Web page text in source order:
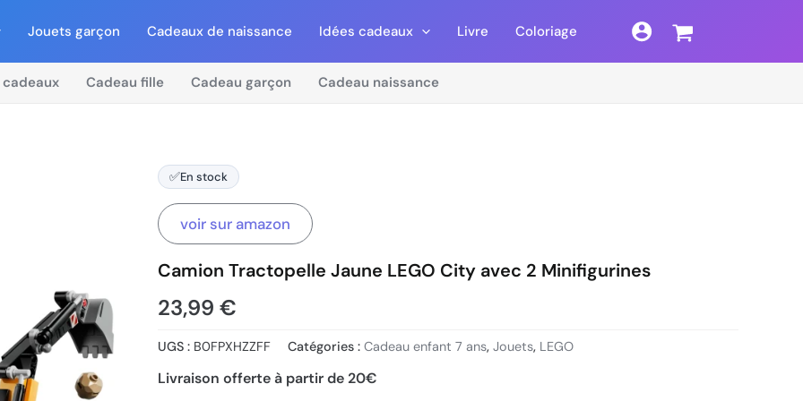
Jouets garçon Cadeaux de naissance Idées cadeaux Livre Coloriage
cadeaux Cadeau fille Cadeau garçon Cadeau naissance
✅En stock
voir sur amazon
Camion Tractopelle Jaune LEGO City avec 2 Minifigurines
23,99 €
UGS : B0FPXHZZFF Catégories : Cadeau enfant 7 ans, Jouets, LEGO
Livraison offerte à partir de 20€